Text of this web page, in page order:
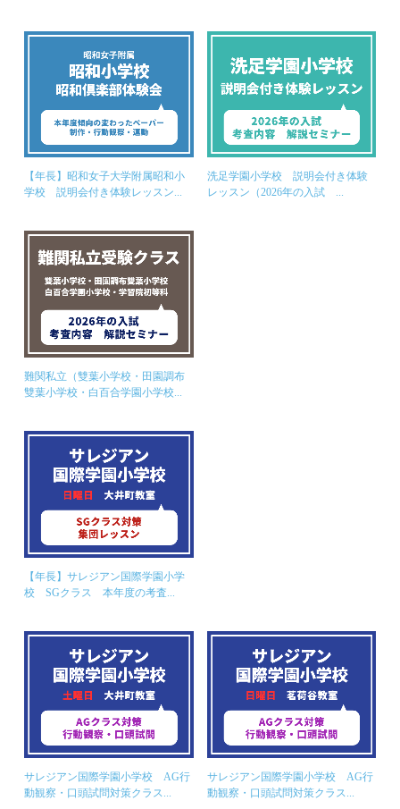
【年長】昭和女子大学附属昭和小
学校 説明会付き体験レッスン...
洗足学園小学校 説明会付き体験
レッスン（2026年の入試 ...
難関私立（雙葉小学校・田園調布
雙葉小学校・白百合学園小学校...
【年長】サレジアン国際学園小学
校 SGクラス 本年度の考査...
サレジアン国際学園小学校 AG行
動観察・口頭試問対策クラス...
サレジアン国際学園小学校 AG行
動観察・口頭試問対策クラス...